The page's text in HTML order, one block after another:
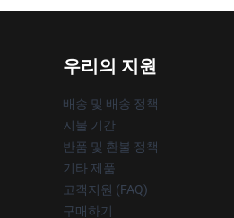
우리의 지원
배송 및 배송 정책
지불 기간
반품 및 환불 정책
기타 제품
고객지원 (FAQ)
구매하기